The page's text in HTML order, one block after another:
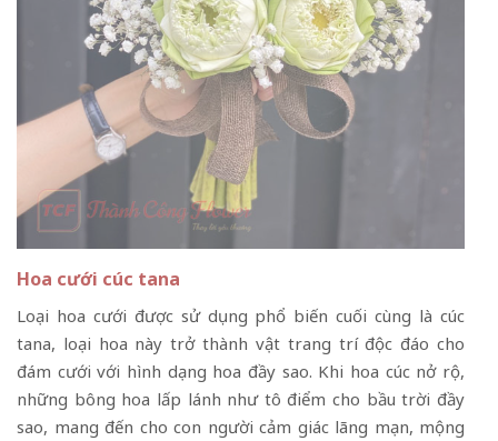
Hoa cưới cúc tana
Loại hoa cưới được sử dụng phổ biến cuối cùng là cúc
tana, loại hoa này trở thành vật trang trí độc đáo cho
đám cưới với hình dạng hoa đầy sao. Khi hoa cúc nở rộ,
những bông hoa lấp lánh như tô điểm cho bầu trời đầy
sao, mang đến cho con người cảm giác lãng mạn, mộng